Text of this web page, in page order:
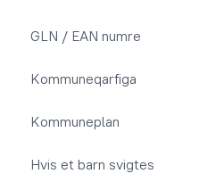
GLN / EAN numre
Kommuneqarfiga
Kommuneplan
Hvis et barn svigtes